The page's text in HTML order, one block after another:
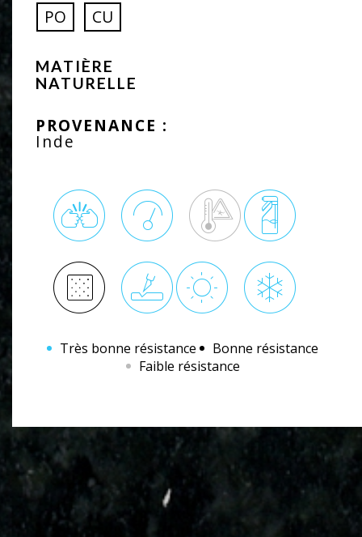
MATIÈRE
NATURELLE
PROVENANCE :
Inde
PO CU
Très bonne résistance
Bonne résistance
Faible résistance